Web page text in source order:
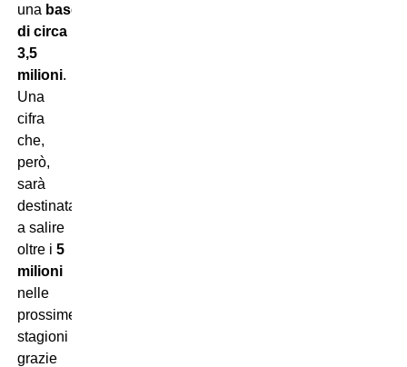
una base
di circa
3,5
milioni.
Una
cifra
che,
però,
sarà
destinata
a salire
oltre i 5
milioni
nelle
prossime
stagioni
grazie